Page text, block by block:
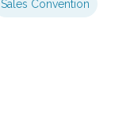
Sales Convention